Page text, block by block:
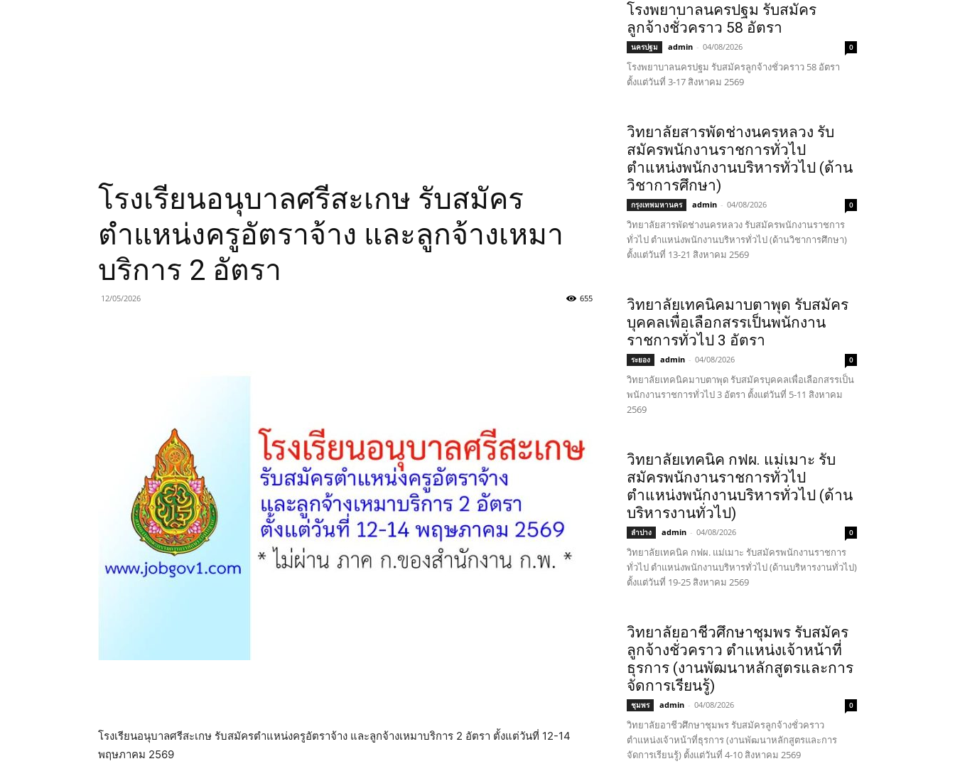
โรงเรียนอนุบาลศรีสะเกษ รับสมัคร
ตำแหน่งครูอัตราจ้าง และลูกจ้างเหมา
บริการ 2 อัตรา
12/05/2026 655
โรงเรียนอนุบาลศรีสะเกษ รับสมัครตำแหน่งครูอัตราจ้าง และลูกจ้างเหมาบริการ 2 อัตรา ตั้งแต่วันที่ 12-14
พฤษภาคม 2569
โรงพยาบาลนครปฐม รับสมัคร
ลูกจ้างชั่วคราว 58 อัตรา
นครปฐม admin - 04/08/2026 0
โรงพยาบาลนครปฐม รับสมัครลูกจ้างชั่วคราว 58 อัตรา
ตั้งแต่วันที่ 3-17 สิงหาคม 2569
วิทยาลัยสารพัดช่างนครหลวง รับ
สมัครพนักงานราชการทั่วไป
ตำแหน่งพนักงานบริหารทั่วไป (ด้าน
วิชาการศึกษา)
กรุงเทพมหานคร admin - 04/08/2026 0
วิทยาลัยสารพัดช่างนครหลวง รับสมัครพนักงานราชการ
ทั่วไป ตำแหน่งพนักงานบริหารทั่วไป (ด้านวิชาการศึกษา)
ตั้งแต่วันที่ 13-21 สิงหาคม 2569
วิทยาลัยเทคนิคมาบตาพุด รับสมัคร
บุคคลเพื่อเลือกสรรเป็นพนักงาน
ราชการทั่วไป 3 อัตรา
ระยอง admin - 04/08/2026 0
วิทยาลัยเทคนิคมาบตาพุด รับสมัครบุคคลเพื่อเลือกสรรเป็น
พนักงานราชการทั่วไป 3 อัตรา ตั้งแต่วันที่ 5-11 สิงหาคม
2569
วิทยาลัยเทคนิค กฟผ. แม่เมาะ รับ
สมัครพนักงานราชการทั่วไป
ตำแหน่งพนักงานบริหารทั่วไป (ด้าน
บริหารงานทั่วไป)
ลำปาง admin - 04/08/2026 0
วิทยาลัยเทคนิค กฟผ. แม่เมาะ รับสมัครพนักงานราชการ
ทั่วไป ตำแหน่งพนักงานบริหารทั่วไป (ด้านบริหารงานทั่วไป)
ตั้งแต่วันที่ 19-25 สิงหาคม 2569
วิทยาลัยอาชีวศึกษาชุมพร รับสมัคร
ลูกจ้างชั่วคราว ตำแหน่งเจ้าหน้าที่
ธุรการ (งานพัฒนาหลักสูตรและการ
จัดการเรียนรู้)
ชุมพร admin - 04/08/2026 0
วิทยาลัยอาชีวศึกษาชุมพร รับสมัครลูกจ้างชั่วคราว
ตำแหน่งเจ้าหน้าที่ธุรการ (งานพัฒนาหลักสูตรและการ
จัดการเรียนรู้) ตั้งแต่วันที่ 4-10 สิงหาคม 2569